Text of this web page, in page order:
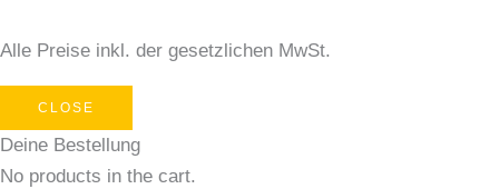
Alle Preise inkl. der gesetzlichen MwSt.
CLOSE
Deine Bestellung
No products in the cart.